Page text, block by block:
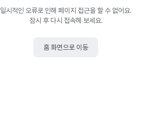
일시적인 오류로 인해 페이지 접근을 할 수 없어요.
잠시 후 다시 접속해 보세요.
홈 화면으로 이동